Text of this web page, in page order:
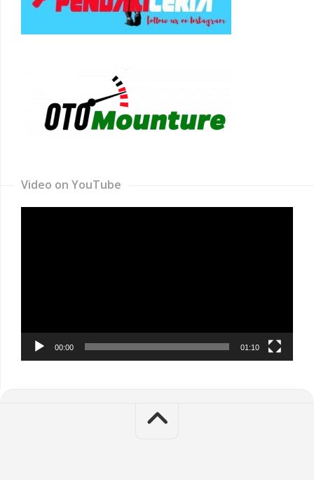
Video on YouTube
00:00 01:10